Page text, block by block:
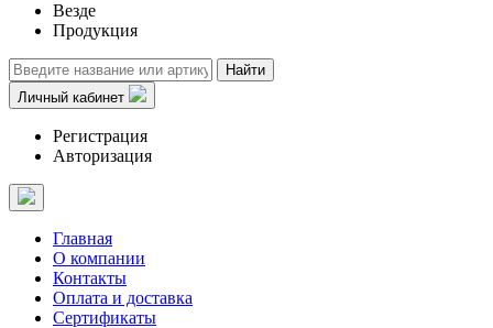
Везде
Продукция
Найти
Личный кабинет
Регистрация
Авторизация
Главная
О компании
Контакты
Оплата и доставка
Сертификаты